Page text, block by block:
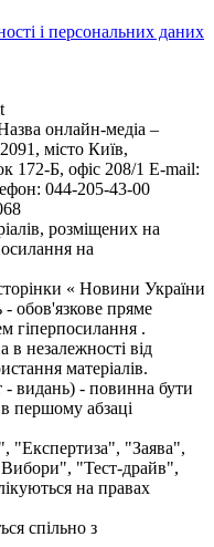
і персональних даних
онлайн-медіа –
місто Київ,
Б, офіс 208/1 E-mail:
044-205-43-00
розміщених на
на
« Новини України
- обов'язкове пряме
гіперпосилання .
незалежності від
матеріалів.
- видань) - повинна бути
першому абзаці
"Експертиза", "Заява",
"Тест-драйв",
на правах
спільно з